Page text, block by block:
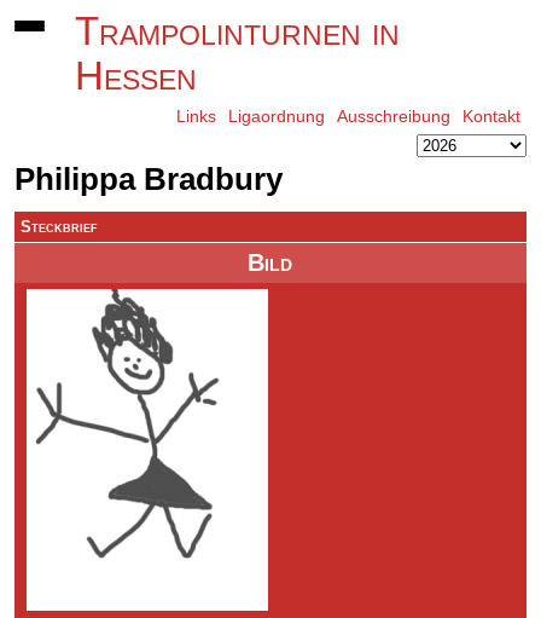
Trampolinturnen in
Hessen
Links Ligaordnung Ausschreibung Kontakt
Philippa Bradbury
Bild
Steckbrief